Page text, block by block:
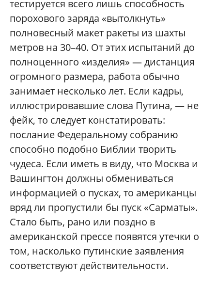
тестируется всего лишь способность
порохового заряда «вытолкнуть»
полновесный макет ракеты из шахты
метров на 30–40. От этих испытаний до
полноценного «изделия» — дистанция
огромного размера, работа обычно
занимает несколько лет. Если кадры,
иллюстрировавшие слова Путина, — не
фейк, то следует констатировать:
послание Федеральному собранию
способно подобно Библии творить
чудеса. Если иметь в виду, что Москва и
Вашингтон должны обмениваться
информацией о пусках, то американцы
вряд ли пропустили бы пуск «Сарматы».
Стало быть, рано или поздно в
американской прессе появятся утечки о
том, насколько путинские заявления
соответствуют действительности.